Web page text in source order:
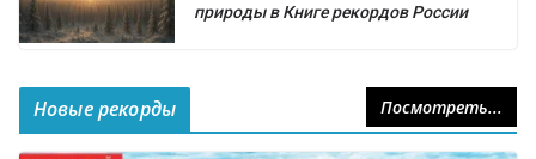
природы в Книге рекордов России
Новые рекорды Посмотреть...